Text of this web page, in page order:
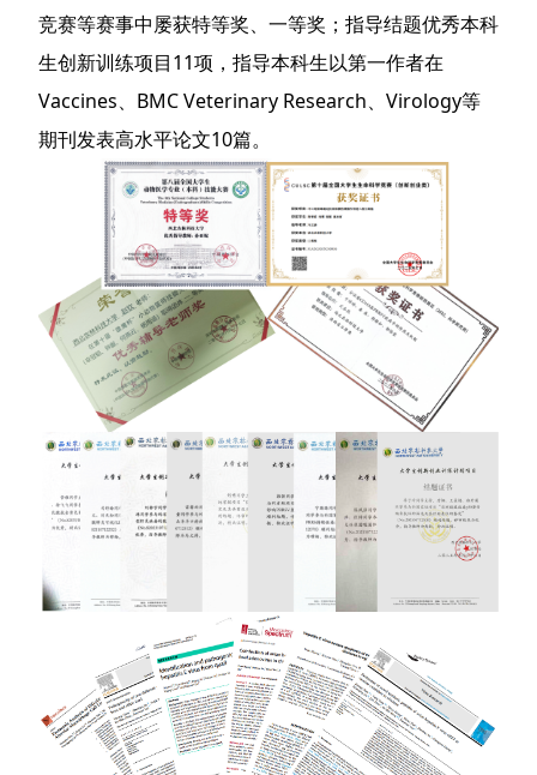
竞赛等赛事中屡获特等奖、一等奖；指导结题优秀本科
生创新训练项目11项，指导本科生以第一作者在
Vaccines、BMC Veterinary Research、Virology等
期刊发表高水平论文10篇。